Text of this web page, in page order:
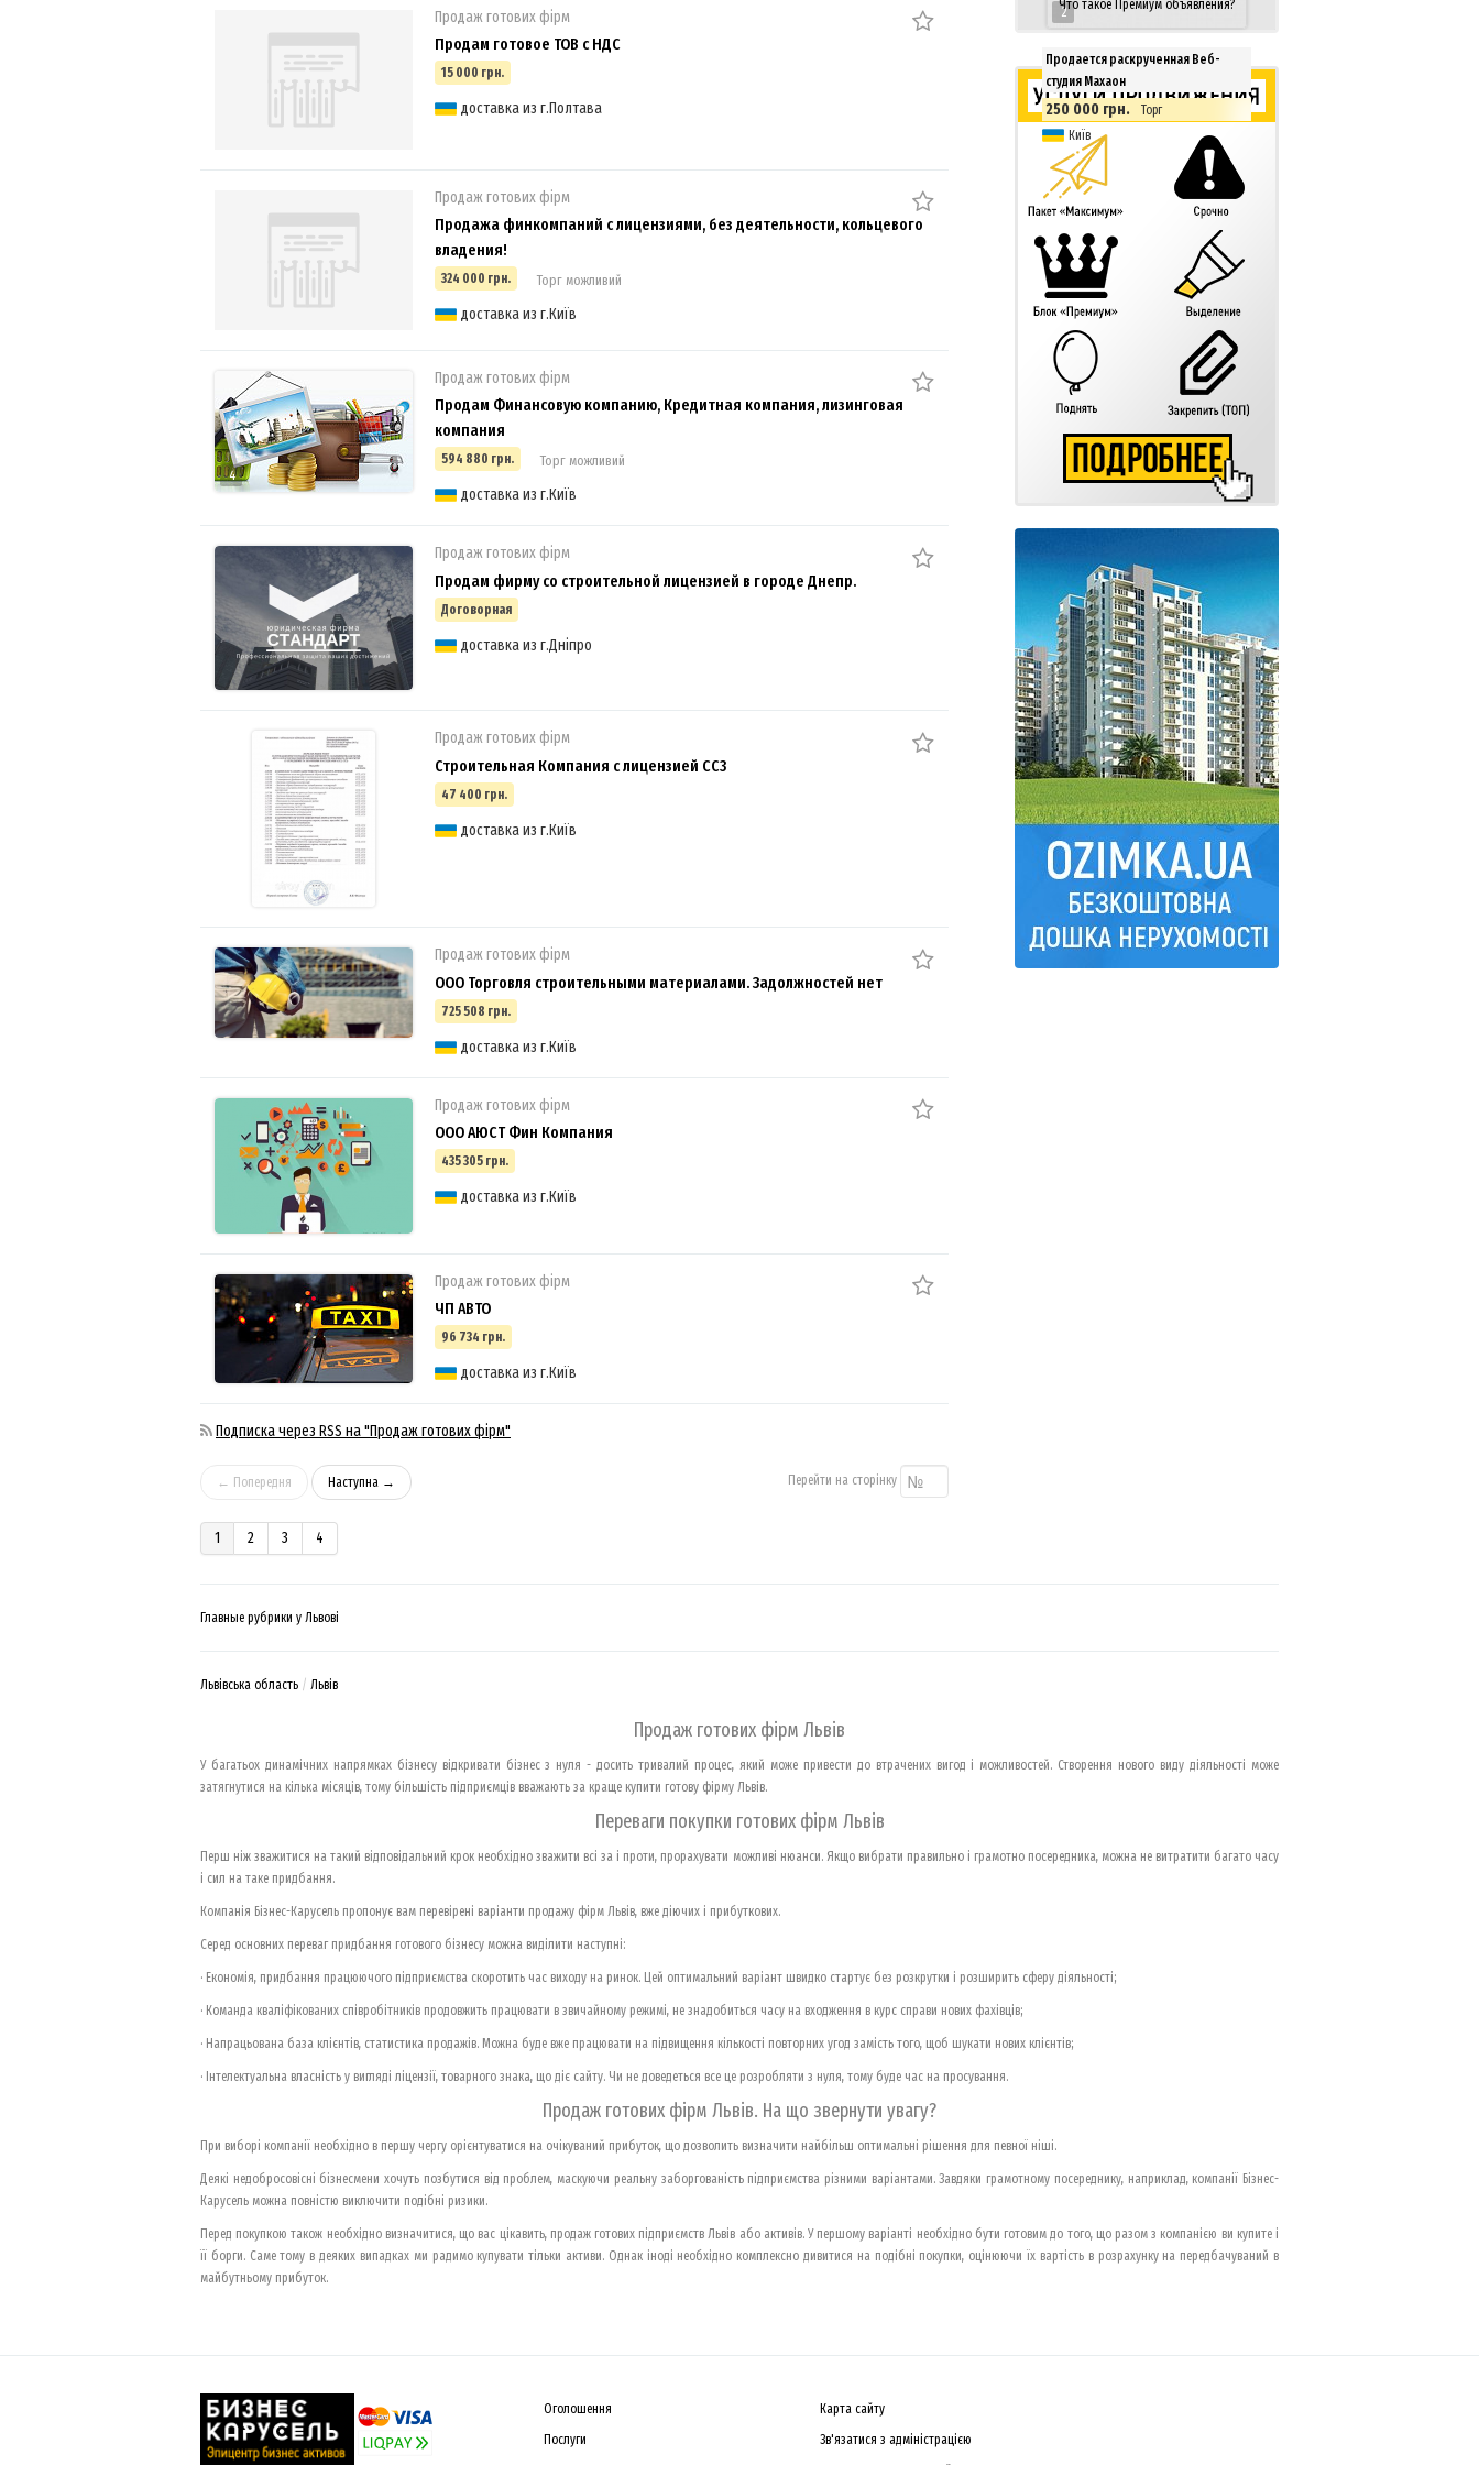
Продаж готових фірм
Продам готовое ТОВ с НДС
15 000 грн.
доставка из г.Полтава
Продаж готових фірм
Продажа финкомпаний с лицензиями, без деятельности, кольцевого
владения!
324 000 грн. Торг можливий
доставка из г.Київ
4
Продаж готових фірм
Продам Финансовую компанию, Кредитная компания, лизинговая
компания
594 880 грн. Торг можливий
доставка из г.Київ
Продаж готових фірм
Продам фирму со строительной лицензией в городе Днепр.
Договорная
доставка из г.Дніпро
Продаж готових фірм
Строительная Компания с лицензией СС3
47 400 грн.
доставка из г.Київ
Продаж готових фірм
ООО Торговля строительными материалами. Задолжностей нет
725 508 грн.
доставка из г.Київ
Продаж готових фірм
ООО АЮСТ Фин Компания
435 305 грн.
доставка из г.Київ
Продаж готових фірм
ЧП АВТО
96 734 грн.
доставка из г.Київ
Подписка через RSS на "Продаж готових фірм"
← Попередня Наступна → Перейти на сторінку
1 2 3 4
2
Продается раскрученная Веб-
студия Махаон
250 000 грн.
Торг
Київ
Что такое Премиум объявления?
Главные рубрики у Львові
Львівська область Львів
Продаж готових фірм Львів
У багатьох динамічних напрямках бізнесу відкривати бізнес з нуля - досить тривалий процес, який може привести до втрачених вигод і можливостей. Створення нового виду діяльності може
затягнутися на кілька місяців, тому більшість підприємців вважають за краще купити готову фірму Львів.
Переваги покупки готових фірм Львів
Перш ніж зважитися на такий відповідальний крок необхідно зважити всі за і проти, прорахувати можливі нюанси. Якщо вибрати правильно і грамотно посередника, можна не витратити багато часу
і сил на таке придбання.
Компанія Бізнес-Карусель пропонує вам перевірені варіанти продажу фірм Львів, вже діючих і прибуткових.
Серед основних переваг придбання готового бізнесу можна виділити наступні:
· Економія, придбання працюючого підприємства скоротить час виходу на ринок. Цей оптимальний варіант швидко стартує без розкрутки і розширить сферу діяльності;
· Команда кваліфікованих співробітників продовжить працювати в звичайному режимі, не знадобиться часу на входження в курс справи нових фахівців;
· Напрацьована база клієнтів, статистика продажів. Можна буде вже працювати на підвищення кількості повторних угод замість того, щоб шукати нових клієнтів;
· Інтелектуальна власність у вигляді ліцензії, товарного знака, що діє сайту. Чи не доведеться все це розробляти з нуля, тому буде час на просування.
Продаж готових фірм Львів. На що звернути увагу?
При виборі компанії необхідно в першу чергу орієнтуватися на очікуваний прибуток, що дозволить визначити найбільш оптимальні рішення для певної ніші.
Деякі недобросовісні бізнесмени хочуть позбутися від проблем, маскуючи реальну заборгованість підприємства різними варіантами. Завдяки грамотному посереднику, наприклад, компанії Бізнес-
Карусель можна повністю виключити подібні ризики.
Перед покупкою також необхідно визначитися, що вас цікавить, продаж готових підприємств Львів або активів. У першому варіанті необхідно бути готовим до того, що разом з компанією ви купите і
її борги. Саме тому в деяких випадках ми радимо купувати тільки активи. Однак іноді необхідно комплексно дивитися на подібні покупки, оцінюючи їх вартість в розрахунку на передбачуваний в
майбутньому прибуток.
Оголошення
Послуги
Карта сайту
Зв'язатися з адміністрацією